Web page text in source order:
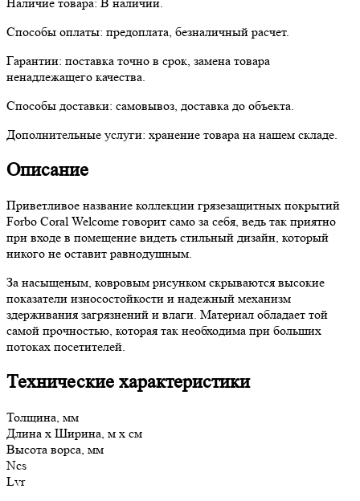
Способы оплаты: предоплата, безналичный расчет.
Гарантии: поставка точно в срок, замена товара
ненадлежащего качества.
Способы доставки: самовывоз, доставка до объекта.
Дополнительные услуги: хранение товара на нашем складе.
Описание
Приветливое название коллекции грязезащитных покрытий
Forbo Coral Welcome говорит само за себя, ведь так приятно
при входе в помещение видеть стильный дизайн, который
никого не оставит равнодушным.
За насыщеным, ковровым рисунком скрываются высокие
показатели износостойкости и надежный механизм
здерживания загрязнений и влаги. Материал обладает той
самой прочностью, которая так необходима при больших
потоках посетителей.
Технические характеристики
Толщина, мм
Длина x Ширина, м x см
Высота ворса, мм
Ncs
Lvr